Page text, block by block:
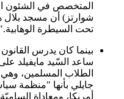
المتخصص في الشئون
شوارتز) أن مسجد بلال
تحت السيطرة الوهابية."
بينما كان يدرس
ساعد السّيد مايفيلد
الطلاب المسلمين،
جايلي بأنها "منظمة
أمريكا، ومعاداة